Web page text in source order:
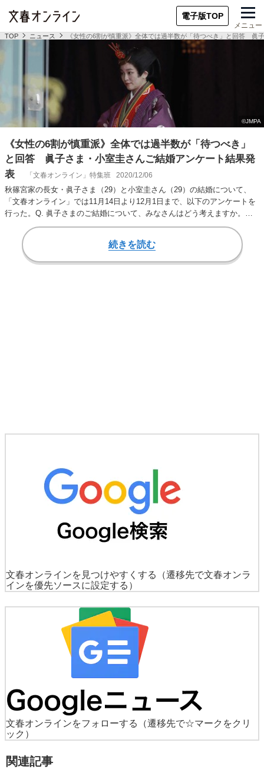
電子版TOP
メニュー
TOP ニュース 《女性の6割が慎重派》全体では過半数が「待つべき」と回答 眞
《女性の6割が慎重派》全体では過半数が「待つべき」
と回答 眞子さま・小室圭さんご結婚アンケート結果発
表
「文春オンライン」特集班 2020/12/06
秋篠宮家の長女・眞子さま（29）と小室圭さん（29）の結婚について、
「文春オンライン」では11月14日より12月1日まで、以下のアンケートを
行った。Q. 眞子さまのご結婚について、みなさんはどう考えますか。次
続きを読む
文春オンラインを見つけやすくする
（遷移先で文春オンラ
インを優先ソースに設定する）
文春オンラインをフォローする
（遷移先で☆マークをクリ
ック）
関連記事